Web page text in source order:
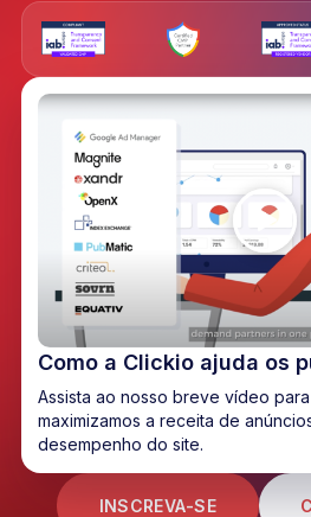
INSCREVA-SE
Como a Clickio ajuda os
Assista ao nosso breve vídeo
maximizamos a receita de
desempenho do site.